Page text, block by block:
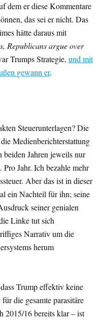
dem er diese Kommentare
das sei er nicht. Das
hätte daraus mit
Republicans argue over
Trumps Strategie, und mit
gewann er.
Steuerunterlagen? Die
Medienberichterstattung
beiden Jahren jeweils nur
Jahr. Ich bezahle mehr
Aber das ist in dieser
ein Nachteil für ihn; seine
seiner genialen
Linke tut sich
Narrativ um die
herum
Trump effektiv keine
die gesamte parasitäre
2015/16 bereits klar – ist